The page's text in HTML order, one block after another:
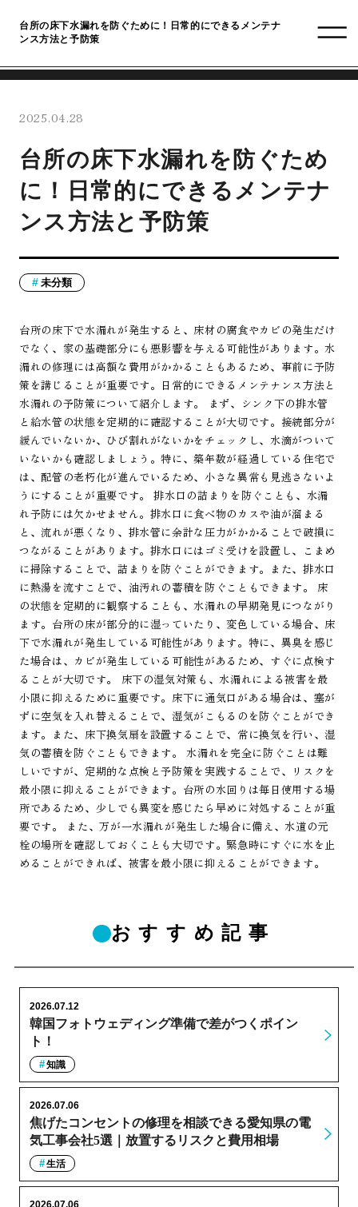
台所の床下水漏れを防ぐために！日常的にできるメンテナ
ンス方法と予防策
2025.04.28
台所の床下水漏れを防ぐため
に！日常的にできるメンテナ
ンス方法と予防策
未分類
台所の床下で水漏れが発生すると、床材の腐食やカビの発生だけ
でなく、家の基礎部分にも悪影響を与える可能性があります。水
漏れの修理には高額な費用がかかることもあるため、事前に予防
策を講じることが重要です。日常的にできるメンテナンス方法と
水漏れの予防策について紹介します。 まず、シンク下の排水管
と給水管の状態を定期的に確認することが大切です。接続部分が
緩んでいないか、ひび割れがないかをチェックし、水滴がついて
いないかも確認しましょう。特に、築年数が経過している住宅で
は、配管の老朽化が進んでいるため、小さな異常も見逃さないよ
うにすることが重要です。 排水口の詰まりを防ぐことも、水漏
れ予防には欠かせません。排水口に食べ物のカスや油が溜まる
と、流れが悪くなり、排水管に余計な圧力がかかることで破損に
つながることがあります。排水口にはゴミ受けを設置し、こまめ
に掃除することで、詰まりを防ぐことができます。また、排水口
に熱湯を流すことで、油汚れの蓄積を防ぐこともできます。 床
の状態を定期的に観察することも、水漏れの早期発見につながり
ます。台所の床が部分的に湿っていたり、変色している場合、床
下で水漏れが発生している可能性があります。特に、異臭を感じ
た場合は、カビが発生している可能性があるため、すぐに点検す
ることが大切です。 床下の湿気対策も、水漏れによる被害を最
小限に抑えるために重要です。床下に通気口がある場合は、塞が
ずに空気を入れ替えることで、湿気がこもるのを防ぐことができ
ます。また、床下換気扇を設置することで、常に換気を行い、湿
気の蓄積を防ぐこともできます。 水漏れを完全に防ぐことは難
しいですが、定期的な点検と予防策を実践することで、リスクを
最小限に抑えることができます。台所の水回りは毎日使用する場
所であるため、少しでも異変を感じたら早めに対処することが重
要です。 また、万が一水漏れが発生した場合に備え、水道の元
栓の場所を確認しておくことも大切です。緊急時にすぐに水を止
めることができれば、被害を最小限に抑えることができます。
おすすめ記事
韓国フォトウェディング準備で差がつくポイン
ト！
2026.07.12
知識
焦げたコンセントの修理を相談できる愛知県の電
気工事会社5選｜放置するリスクと費用相場
2026.07.06
生活